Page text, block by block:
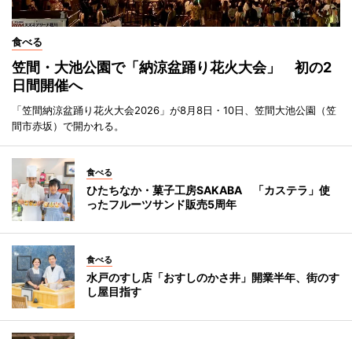
食べる
笠間・大池公園で「納涼盆踊り花火大会」 初の2
日間開催へ
「笠間納涼盆踊り花火大会2026」が8月8日・10日、笠間大池公園（笠
間市赤坂）で開かれる。
食べる
ひたちなか・菓子工房SAKABA 「カステラ」使
ったフルーツサンド販売5周年
食べる
水戸のすし店「おすしのかさ井」開業半年、街のす
し屋目指す